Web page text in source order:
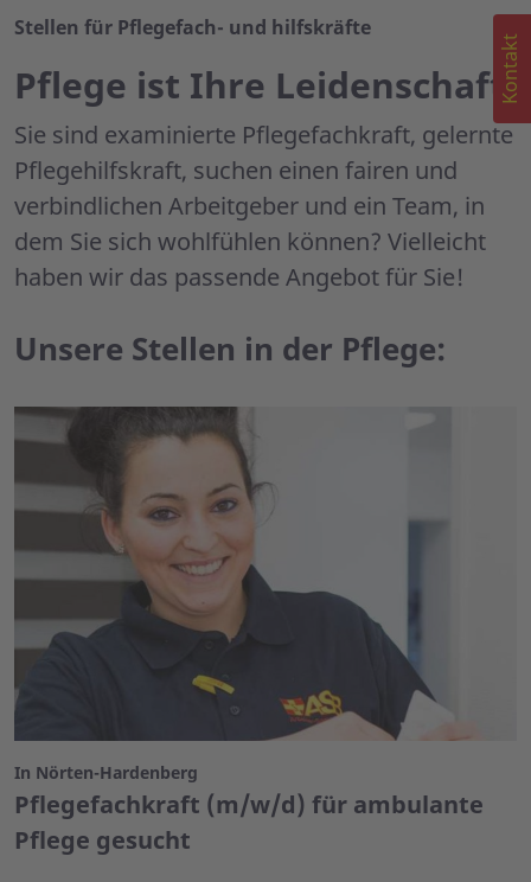
Stellen für Pflegefach- und hilfskräfte
Pflege ist Ihre Leidenschaft
Sie sind examinierte Pflegefachkraft, gelernte
Pflegehilfskraft, suchen einen fairen und
verbindlichen Arbeitgeber und ein Team, in
dem Sie sich wohlfühlen können? Vielleicht
haben wir das passende Angebot für Sie!
Unsere Stellen in der Pflege:
In Nörten-Hardenberg
Pflegefachkraft (m/w/d) für ambulante
Pflege gesucht
Kontakt